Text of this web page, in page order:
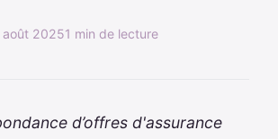
août 20251 min de lecture
d’offres d'assurance